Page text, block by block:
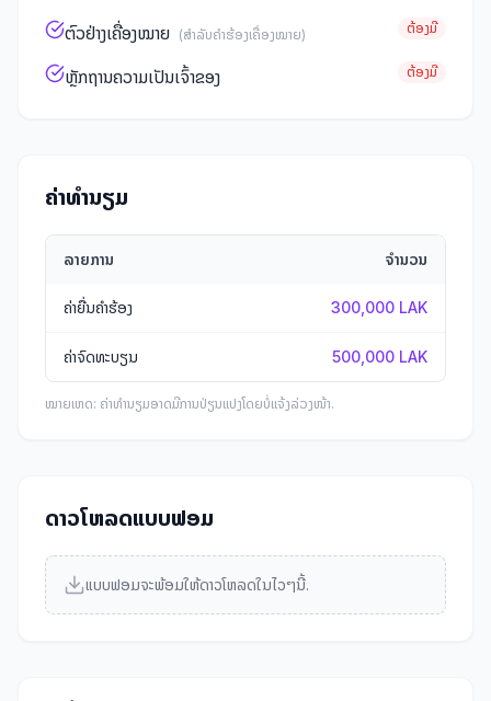
ຕົວຢ່າງເຄື່ອງໝາຍ (ສໍາລັບຄໍາຮ້ອງເຄື່ອງໝາຍ) ຕ້ອງມີ
ຫຼັກຖານຄວາມເປັນເຈົ້າຂອງ ຕ້ອງມີ
ຄ່າທໍານຽມ
ລາຍການ ຈຳນວນ
ຄ່າຍື່ນຄໍາຮ້ອງ 300,000 LAK
ຄ່າຈົດທະບຽນ 500,000 LAK
ໝາຍເຫດ: ຄ່າທໍານຽມອາດມີການປ່ຽນແປງໂດຍບໍ່ແຈ້ງລ່ວງໜ້າ.
ດາວໂຫລດແບບຟອມ
ແບບຟອມຈະພ້ອມໃຫ້ດາວໂຫລດໃນໄວໆນີ້.